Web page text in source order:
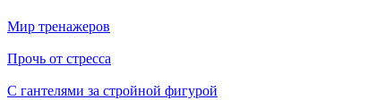
Мир тренажеров
Прочь от стресса
С гантелями за стройной фигурой